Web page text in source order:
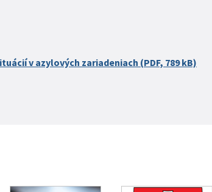
v azylových zariadeniach (PDF, 789 kB)